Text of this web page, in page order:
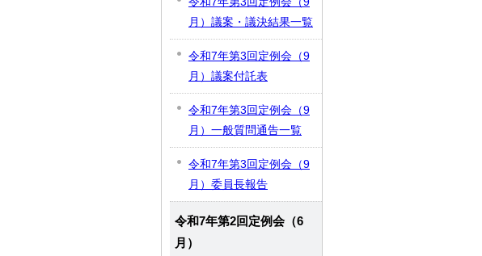
月）議案・議決結果一覧
令和7年第3回定例会（9
月）議案付託表
令和7年第3回定例会（9
月）一般質問通告一覧
令和7年第3回定例会（9
月）委員長報告
令和7年第2回定例会（6
月）